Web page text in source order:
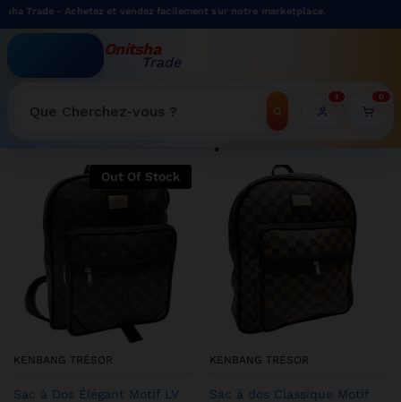
et vendez facilement sur notre marketplace.
Onitsha
Trade
Recherche
1 0
WELCOME TO ONITSHATRADE ONLINE SHOP
Out Of Stock
KENBANG TRÉSOR
Sac à Dos Élégant Motif LV
KENBANG TRÉSOR
Sac à dos Classique Motif